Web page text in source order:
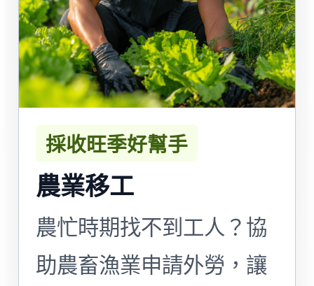
採收旺季好幫手
農業移工
農忙時期找不到工人？協
助農畜漁業申請外勞，讓